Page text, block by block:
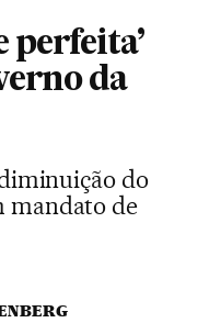
perfeita’
da
do
mandato de